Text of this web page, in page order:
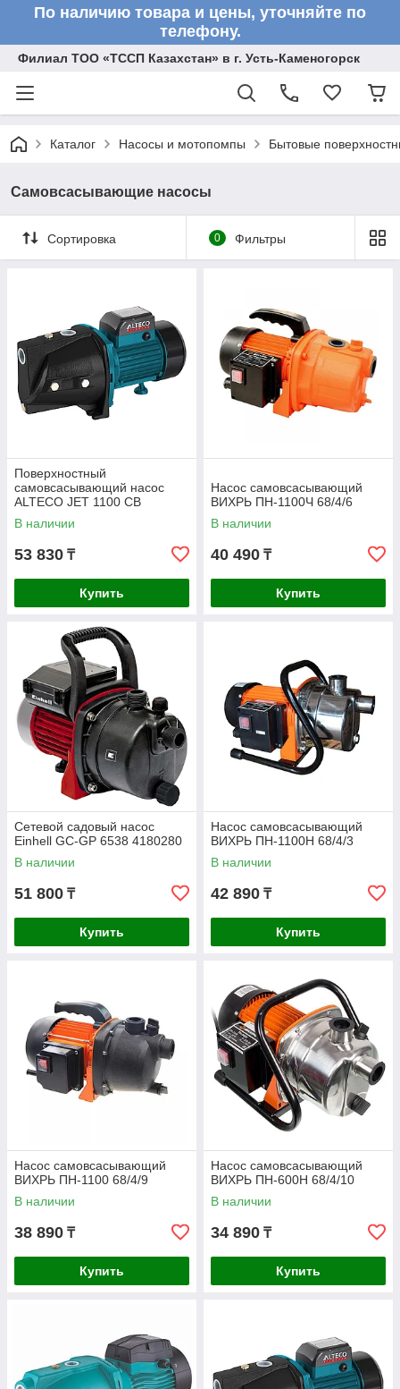
По наличию товара и цены, уточняйте по
телефону.
Филиал ТОО «ТССП Казахстан» в г. Усть-Каменогорск
Каталог Насосы и мотопомпы Бытовые
Самовсасывающие насосы
Сортировка 0 Фильтры
Поверхностный
самовсасывающий насос
ALTECO JET 1100 CB
В наличии
53 830 ₸
Купить
Насос самовсасывающий
ВИХРЬ ПН-1100Ч 68/4/6
В наличии
40 490 ₸
Купить
Сетевой садовый насос
Einhell GC-GP 6538 4180280
В наличии
51 800 ₸
Купить
Насос самовсасывающий
ВИХРЬ ПН-1100Н 68/4/3
В наличии
42 890 ₸
Купить
Насос самовсасывающий
ВИХРЬ ПН-1100 68/4/9
В наличии
38 890 ₸
Купить
Насос самовсасывающий
ВИХРЬ ПН-600Н 68/4/10
В наличии
34 890 ₸
Купить